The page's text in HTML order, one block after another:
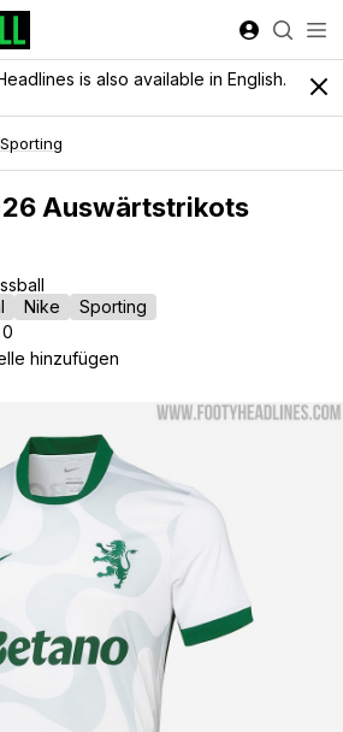
is also available in English.
Sporting
Auswärtstrikots
Nike
Sporting
0
hinzufügen